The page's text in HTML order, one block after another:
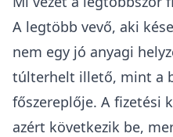
A legtöbb vevő, aki
nem egy jó anyagi
túlterhelt illető, mint a
főszereplője. A fizetési
azért következik be,